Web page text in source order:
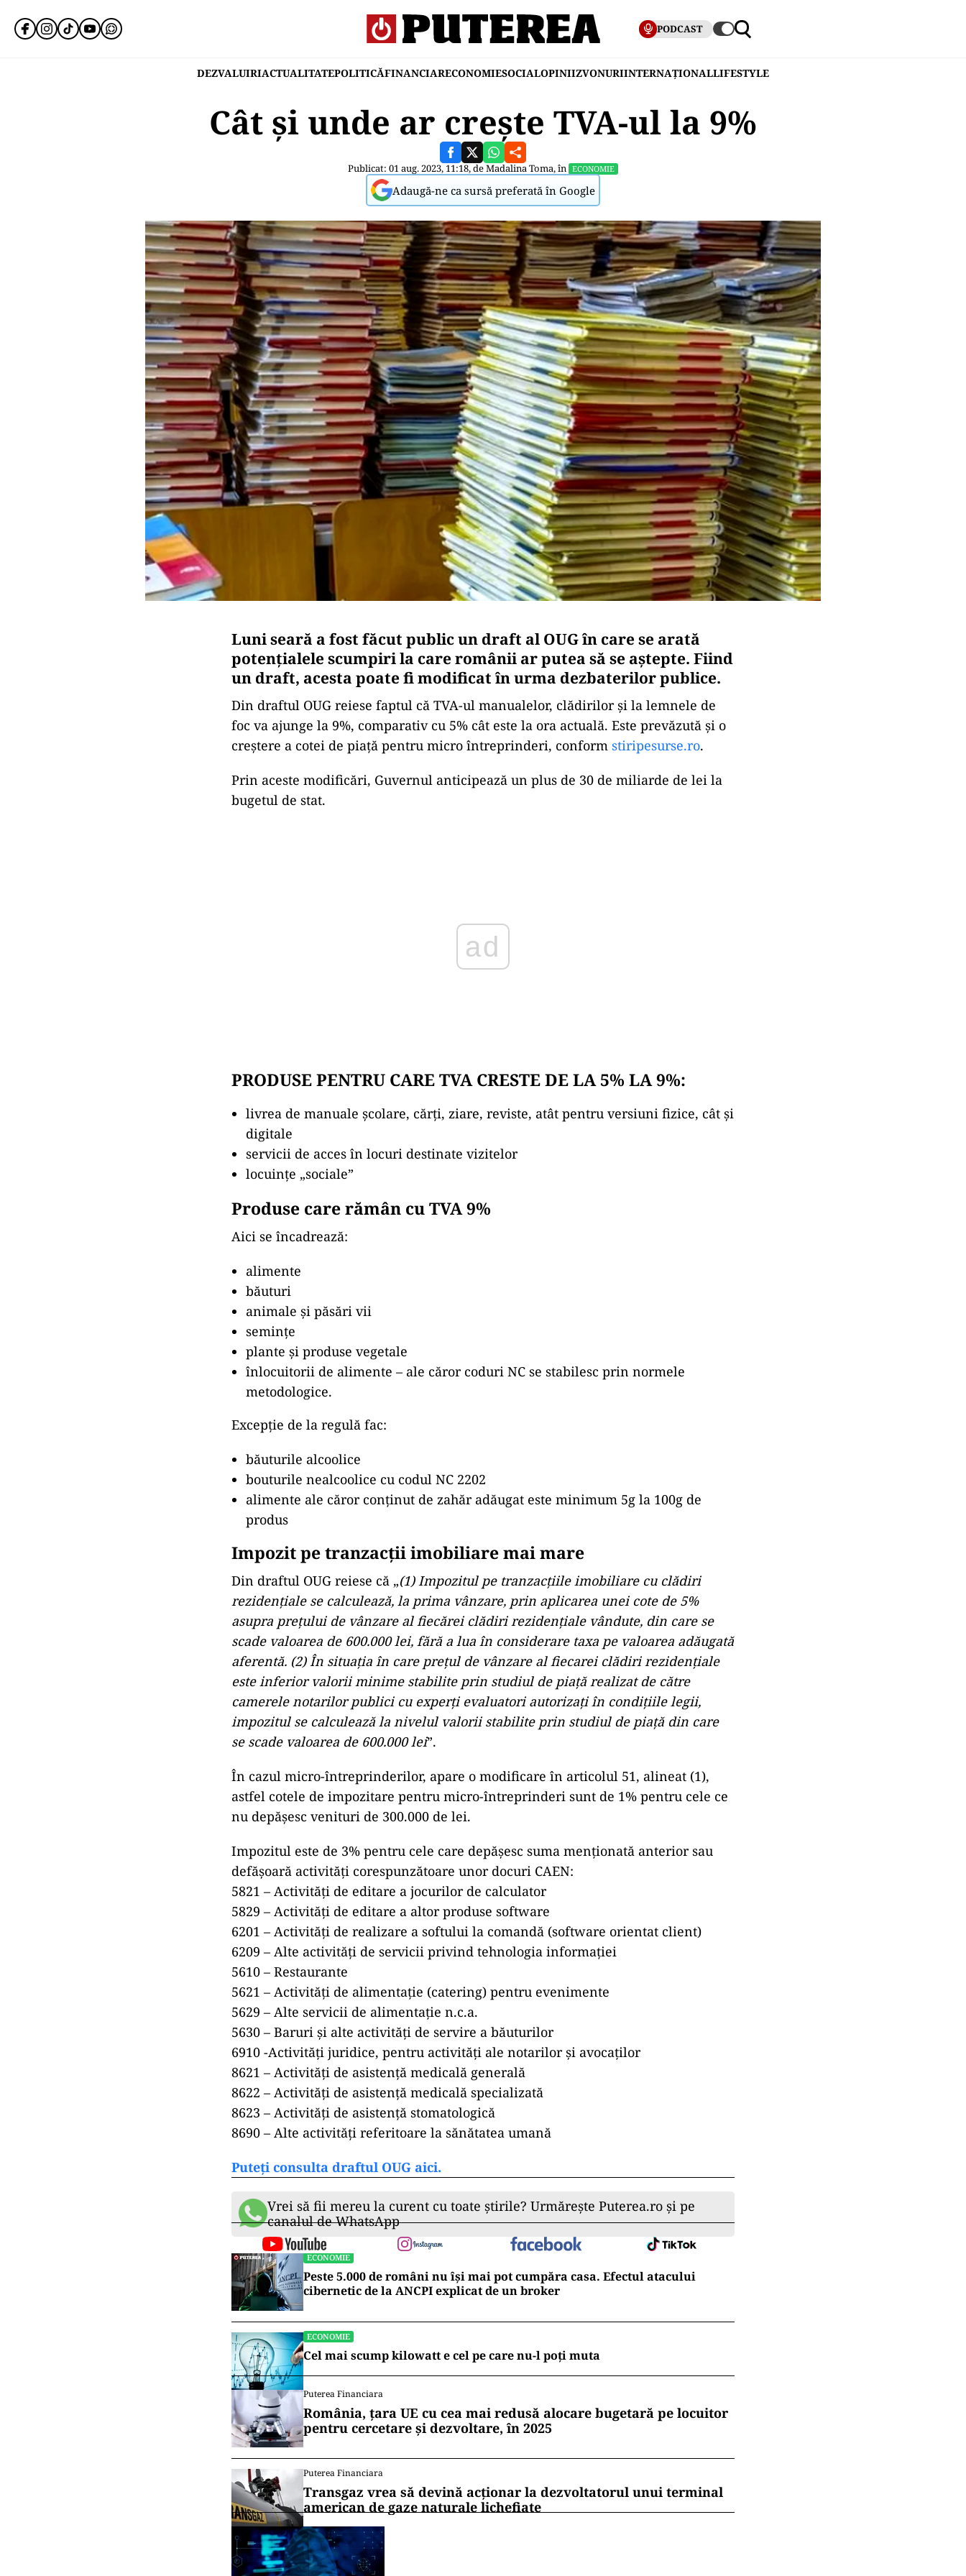
PODCAST
DEZVALUIRIACTUALITATEPOLITICĂFINANCIARECONOMIESOCIALOPINIIZVONURIINTERNAȚIONALLIFESTYLE
Cât și unde ar crește TVA-ul la 9%
Publicat: 01 aug. 2023, 11:18, deMadalina Toma, în ECONOMIE
Adaugă-ne ca sursă preferată în Google
Luni seară a fost făcut public un draft al OUG în care se arată
potențialele scumpiri la care românii ar putea să se aștepte. Fiind
un draft, acesta poate fi modificat în urma dezbaterilor publice.
Din draftul OUG reiese faptul că TVA-ul manualelor, clădirilor și la lemnele de
foc va ajunge la 9%, comparativ cu 5% cât este la ora actuală. Este prevăzută și o
creștere a cotei de piață pentru micro întreprinderi, conform stiripesurse.ro.
Prin aceste modificări, Guvernul anticipează un plus de 30 de miliarde de lei la
bugetul de stat.
PRODUSE PENTRU CARE TVA CRESTE DE LA 5% LA 9%:
livrea de manuale școlare, cărți, ziare, reviste, atât pentru versiuni fizice, cât și
digitale
servicii de acces în locuri destinate vizitelor
locuințe „sociale”
Produse care rămân cu TVA 9%
Aici se încadrează:
alimente
băuturi
animale și păsări vii
semințe
plante și produse vegetale
înlocuitorii de alimente – ale căror coduri NC se stabilesc prin normele
metodologice.
Excepție de la regulă fac:
băuturile alcoolice
bouturile nealcoolice cu codul NC 2202
alimente ale căror conținut de zahăr adăugat este minimum 5g la 100g de
produs
Impozit pe tranzacții imobiliare mai mare
Din draftul OUG reiese că „(1) Impozitul pe tranzacțiile imobiliare cu clădiri
rezidențiale se calculează, la prima vânzare, prin aplicarea unei cote de 5%
asupra prețului de vânzare al fiecărei clădiri rezidențiale vândute, din care se
scade valoarea de 600.000 lei, fără a lua în considerare taxa pe valoarea adăugată
aferentă. (2) În situația în care prețul de vânzare al fiecarei clădiri rezidențiale
este inferior valorii minime stabilite prin studiul de piaţă realizat de către
camerele notarilor publici cu experţi evaluatori autorizaţi în condiţiile legii,
impozitul se calculează la nivelul valorii stabilite prin studiul de piaţă din care
se scade valoarea de 600.000 lei”.
În cazul micro-întreprinderilor, apare o modificare în articolul 51, alineat (1),
astfel cotele de impozitare pentru micro-întreprinderi sunt de 1% pentru cele ce
nu depășesc venituri de 300.000 de lei.
Impozitul este de 3% pentru cele care depășesc suma menționată anterior sau
defășoară activități corespunzătoare unor docuri CAEN:
5821 – Activități de editare a jocurilor de calculator
5829 – Activități de editare a altor produse software
6201 – Activități de realizare a softului la comandă (software orientat client)
6209 – Alte activități de servicii privind tehnologia informației
5610 – Restaurante
5621 – Activități de alimentație (catering) pentru evenimente
5629 – Alte servicii de alimentaţie n.c.a.
5630 – Baruri și alte activități de servire a băuturilor
6910 -Activități juridice, pentru activități ale notarilor și avocaților
8621 – Activități de asistență medicală generală
8622 – Activități de asistență medicală specializată
8623 – Activități de asistență stomatologică
8690 – Alte activități referitoare la sănătatea umană
Puteți consulta draftul OUG aici.
Vrei să fii mereu la curent cu toate știrile? Urmărește Puterea.ro și pe
canalul de WhatsApp
ECONOMIE
Peste 5.000 de români nu își mai pot cumpăra casa. Efectul atacului
cibernetic de la ANCPI explicat de un broker
ECONOMIE
Cel mai scump kilowatt e cel pe care nu-l poți muta
Puterea Financiara
România, țara UE cu cea mai redusă alocare bugetară pe locuitor
pentru cercetare și dezvoltare, în 2025
Puterea Financiara
Transgaz vrea să devină acționar la dezvoltatorul unui terminal
american de gaze naturale lichefiate